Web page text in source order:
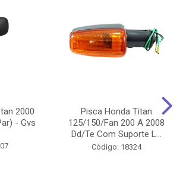
2000
- Gvs
Pisca Honda Titan
125/150/Fan 200 A 2008
Dd/Te Com Suporte L...
Código: 18324